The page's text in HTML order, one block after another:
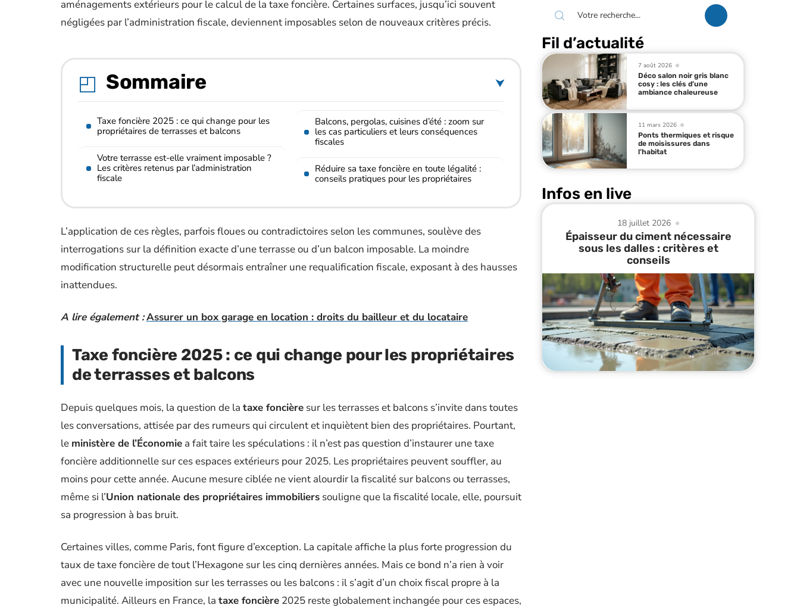
aménagements extérieurs pour le calcul de la taxe foncière. Certaines surfaces, jusqu’ici souvent
négligées par l’administration fiscale, deviennent imposables selon de nouveaux critères précis.
Sommaire
Taxe foncière 2025 : ce qui change pour les
propriétaires de terrasses et balcons
Votre terrasse est-elle vraiment imposable ?
Les critères retenus par l’administration
fiscale
Balcons, pergolas, cuisines d’été : zoom sur
les cas particuliers et leurs conséquences
fiscales
Réduire sa taxe foncière en toute légalité :
conseils pratiques pour les propriétaires
L’application de ces règles, parfois floues ou contradictoires selon les communes, soulève des
interrogations sur la définition exacte d’une terrasse ou d’un balcon imposable. La moindre
modification structurelle peut désormais entraîner une requalification fiscale, exposant à des hausses
inattendues.
A lire également :Assurer un box garage en location : droits du bailleur et du locataire
Taxe foncière 2025 : ce qui change pour les propriétaires
de terrasses et balcons
Depuis quelques mois, la question de la taxe foncière sur les terrasses et balcons s’invite dans toutes
les conversations, attisée par des rumeurs qui circulent et inquiètent bien des propriétaires. Pourtant,
le ministère de l’Économie a fait taire les spéculations : il n’est pas question d’instaurer une taxe
foncière additionnelle sur ces espaces extérieurs pour 2025. Les propriétaires peuvent souffler, au
moins pour cette année. Aucune mesure ciblée ne vient alourdir la fiscalité sur balcons ou terrasses,
même si l’Union nationale des propriétaires immobiliers souligne que la fiscalité locale, elle, poursuit
sa progression à bas bruit.
Certaines villes, comme Paris, font figure d’exception. La capitale affiche la plus forte progression du
taux de taxe foncière de tout l’Hexagone sur les cinq dernières années. Mais ce bond n’a rien à voir
avec une nouvelle imposition sur les terrasses ou les balcons : il s’agit d’un choix fiscal propre à la
municipalité. Ailleurs en France, la taxe foncière 2025 reste globalement inchangée pour ces espaces,
Fil d’actualité
7 août 2026
Déco salon noir gris blanc
cosy : les clés d’une
ambiance chaleureuse
11 mars 2026
Ponts thermiques et risque
de moisissures dans
l’habitat
Infos en live
18 juillet 2026
Épaisseur du ciment nécessaire
sous les dalles : critères et
conseils